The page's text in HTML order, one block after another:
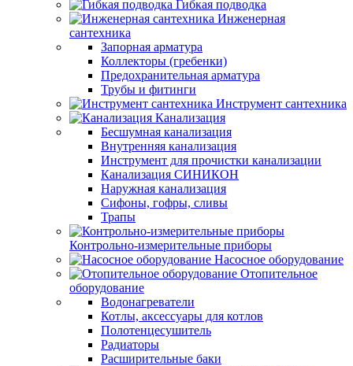
Гибкая подводка
Инженерная
сантехника
Запорная арматура
Коллекторы (гребенки)
Предохранительная арматура
Трубы и фитинги
Инструмент сантехника
Канализация
Бесшумная канализация
Внутренняя канализация
Инструмент для прочистки канализации
Канализация СИНИКОН
Наружная канализация
Сифоны, гофры, сливы
Трапы
Контрольно-измерительные приборы
Насосное оборудование
Отопительное
оборудование
Водонагреватели
Котлы, аксессуары для котлов
Полотенцесушитель
Радиаторы
Расширительные баки